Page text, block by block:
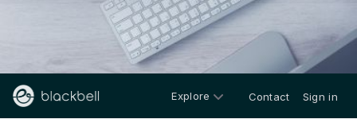
Explore Contact Sign in